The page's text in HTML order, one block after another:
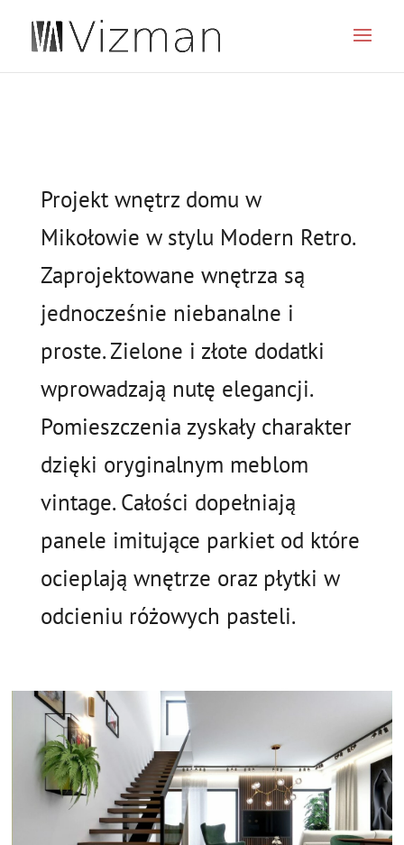
JSON
Projekt wnętrz domu w
Mikołowie w stylu Modern Retro.
Zaprojektowane wnętrza są
jednocześnie niebanalne i
proste. Zielone i złote dodatki
wprowadzają nutę elegancji.
Pomieszczenia zyskały charakter
dzięki oryginalnym meblom
vintage. Całości dopełniają
panele imitujące parkiet od które
ocieplają wnętrze oraz płytki w
odcieniu różowych pasteli.